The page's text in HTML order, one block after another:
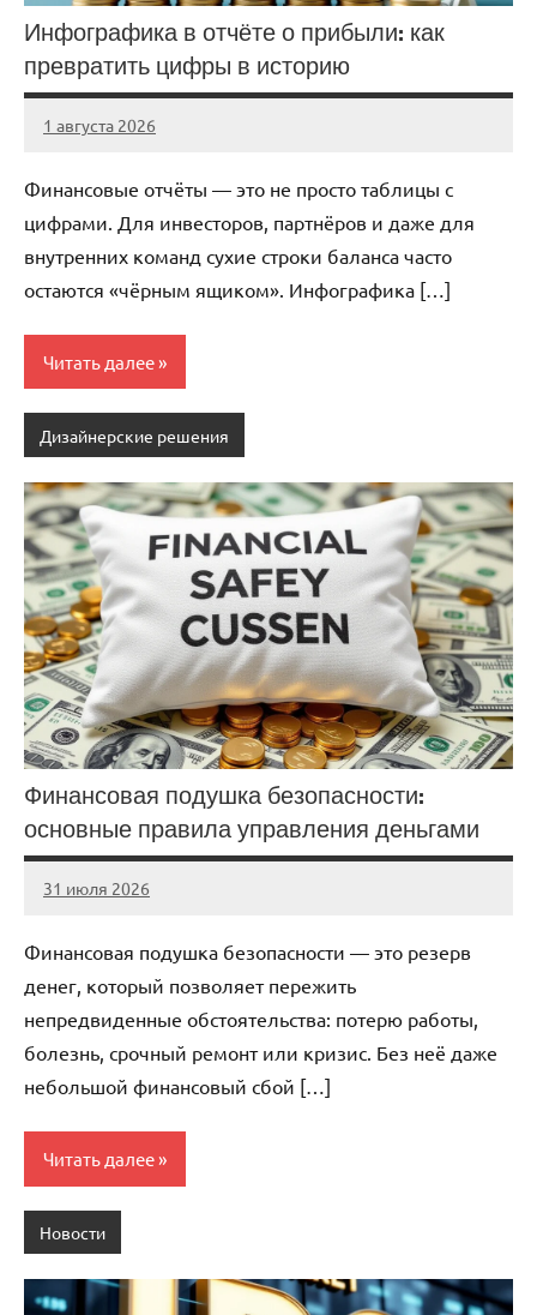
Инфографика в отчёте о прибыли: как
превратить цифры в историю
1 августа 2026
stroicentr_m
Нет
Финансовые отчёты — это не просто таблицы с
цифрами. Для инвесторов, партнёров и даже для
внутренних команд сухие строки баланса часто
остаются «чёрным ящиком». Инфографика […]
Читать далее
Дизайнерские решения
Финансовая подушка безопасности:
основные правила управления деньгами
31 июля 2026
stroicentr_m
Нет
Финансовая подушка безопасности — это резерв
денег, который позволяет пережить
непредвиденные обстоятельства: потерю работы,
болезнь, срочный ремонт или кризис. Без неё даже
небольшой финансовый сбой […]
Читать далее
Новости